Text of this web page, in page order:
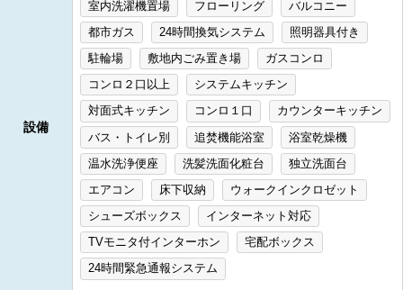
設備
室内洗濯機置場
フローリング
バルコニー
都市ガス
24時間換気システム
照明器具付き
駐輪場
敷地内ごみ置き場
ガスコンロ
コンロ２口以上
システムキッチン
対面式キッチン
コンロ１口
カウンターキッチン
バス・トイレ別
追焚機能浴室
浴室乾燥機
温水洗浄便座
洗髪洗面化粧台
独立洗面台
エアコン
床下収納
ウォークインクロゼット
シューズボックス
インターネット対応
TVモニタ付インターホン
宅配ボックス
24時間緊急通報システム